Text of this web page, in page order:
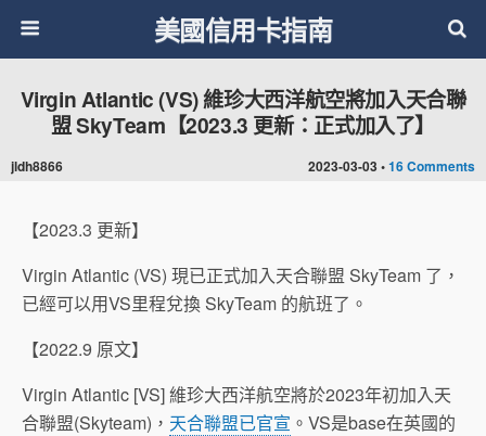
美國信用卡指南
2023-03-03 •16 Comments
Virgin Atlantic (VS) 維珍大西洋航空將加入天合聯
盟 SkyTeam【2023.3 更新：正式加入了】
jldh8866
【2023.3 更新】
Virgin Atlantic (VS) 現已正式加入天合聯盟 SkyTeam 了，
已經可以用VS里程兌換 SkyTeam 的航班了。
【2022.9 原文】
Virgin Atlantic [VS] 維珍大西洋航空將於2023年初加入天
合聯盟(Skyteam)， 天合聯盟已官宣 。VS是base在英國的